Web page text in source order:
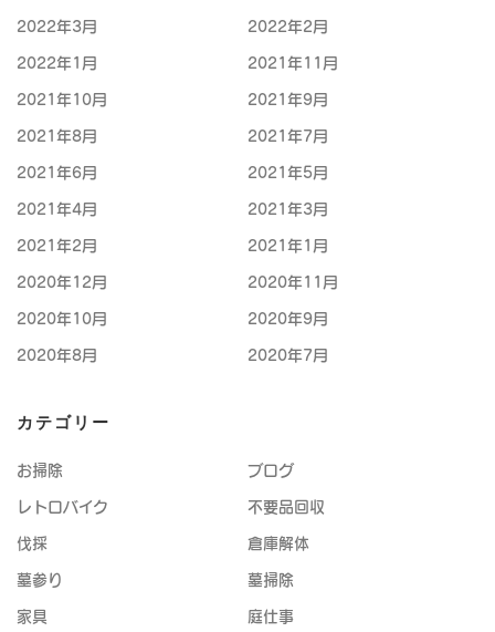
2022年3月 2022年2月
2022年1月 2021年11月
2021年10月 2021年9月
2021年8月 2021年7月
2021年6月 2021年5月
2021年4月 2021年3月
2021年2月 2021年1月
2020年12月 2020年11月
2020年10月 2020年9月
2020年8月 2020年7月
カテゴリー
お掃除 ブログ
レトロバイク 不要品回収
伐採 倉庫解体
墓参り 墓掃除
家具 庭仕事